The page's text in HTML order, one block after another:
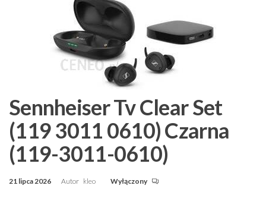
Sennheiser Tv Clear Set
(119 3011 0610) Czarna
(119-3011-0610)
21 lipca 2026 Autor kleo Wyłączony